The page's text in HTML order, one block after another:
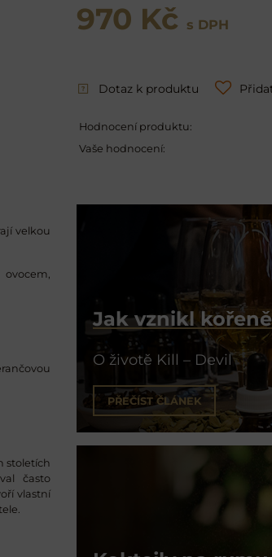
970 Kč s DPH
Dotaz k produktu
Hodnocení produktu:
Vaše hodnocení:
velkou
stoletích
často
vlastní
Jak vznikl
O životě Kill – Devil
PŘEČÍST ČLÁNEK